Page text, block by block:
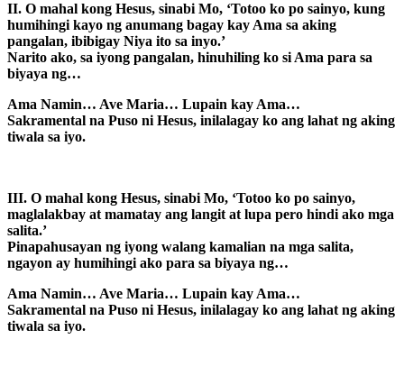
II. O mahal kong Hesus, sinabi Mo, ‘Totoo ko po sainyo, kung
humihingi kayo ng anumang bagay kay Ama sa aking
pangalan, ibibigay Niya ito sa inyo.’
Narito ako, sa iyong pangalan, hinuhiling ko si Ama para sa
biyaya ng…
Ama Namin… Ave Maria… Lupain kay Ama…
Sakramental na Puso ni Hesus, inilalagay ko ang lahat ng aking
tiwala sa iyo.
III. O mahal kong Hesus, sinabi Mo, ‘Totoo ko po sainyo,
maglalakbay at mamatay ang langit at lupa pero hindi ako mga
salita.’
Pinapahusayan ng iyong walang kamalian na mga salita,
ngayon ay humihingi ako para sa biyaya ng…
Ama Namin… Ave Maria… Lupain kay Ama…
Sakramental na Puso ni Hesus, inilalagay ko ang lahat ng aking
tiwala sa iyo.